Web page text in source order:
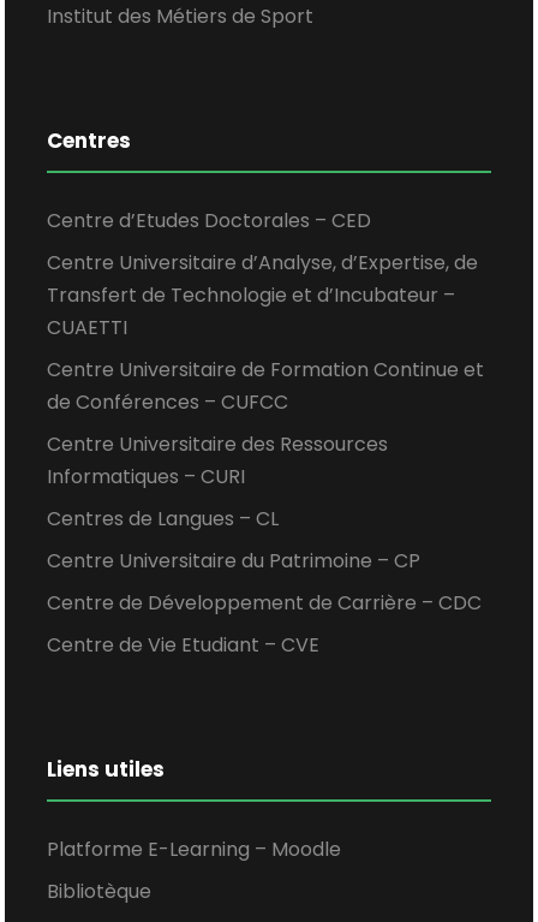
Institut des Métiers de Sport
Centres
Centre d’Etudes Doctorales – CED
Centre Universitaire d’Analyse, d’Expertise, de
Transfert de Technologie et d’Incubateur –
CUAETTI
Centre Universitaire de Formation Continue et
de Conférences – CUFCC
Centre Universitaire des Ressources
Informatiques – CURI
Centres de Langues – CL
Centre Universitaire du Patrimoine – CP
Centre de Développement de Carrière – CDC
Centre de Vie Etudiant – CVE
Liens utiles
Platforme E-Learning – Moodle
Bibliotèque